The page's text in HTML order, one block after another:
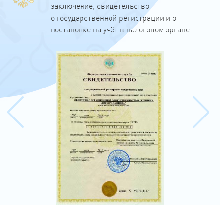
заключение, свидетельство
о государственной регистрации и о
постановке на учёт в налоговом органе.